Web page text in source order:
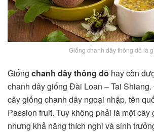
Giống chanh dây thông đỏ là
Giống chanh dây thông đỏ hay còn
chanh dây giống Đài Loan – Tai
cây giống chanh dây ngoại nhập, tên
Passion fruit. Tuy không phải là một cây
nhưng khả năng thích nghi và sinh